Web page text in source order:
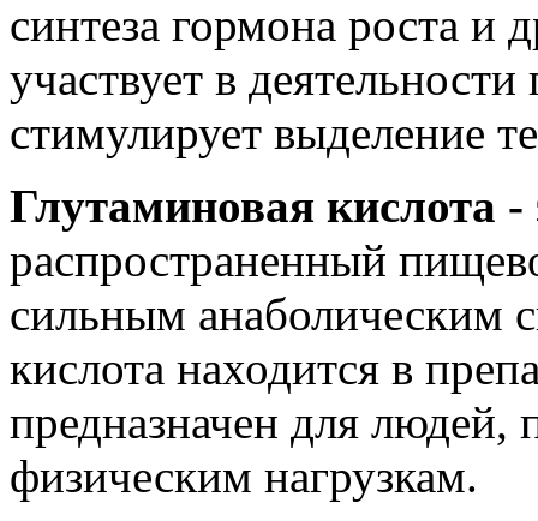
синтеза гормона роста и
участвует в
стимулирует выделение
Глутаминовая кислота -
распространенный
сильным анаболическим
кислота находится в
предназначен для
физическим нагрузкам.